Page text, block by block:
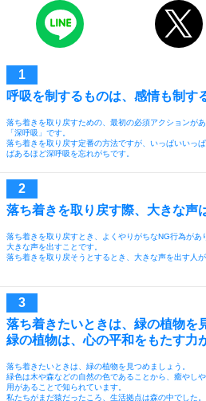
呼吸を制するものは、感情も制す
落ち着きを取り戻すための、最初の必須アクションがあ
「深呼吸」です。
落ち着きを取り戻す定番の方法ですが、いっぱいいっ
ばあるほど深呼吸を忘れがちです。
落ち着きを取り戻す際、大きな声
落ち着きを取り戻すとき、よくやりがちなNG行為があ
大きな声を出すことです。
落ち着きを取り戻そうとするとき、大きな声を出す人が
落ち着きたいときは、緑の植物を
緑の植物は、心の平和をもたす力
落ち着きたいときは、緑の植物を見つめましょう。
緑色は木や森などの自然の色であることから、癒やし
用があることで知られています。
私たちがまだ猿だったころ、生活拠点は森の中でした。